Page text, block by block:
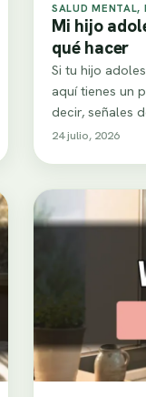
SALUD MENTAL,
Mi hijo
qué hacer
Si tu hijo
aquí tienes un
decir, señales
24 julio, 2026